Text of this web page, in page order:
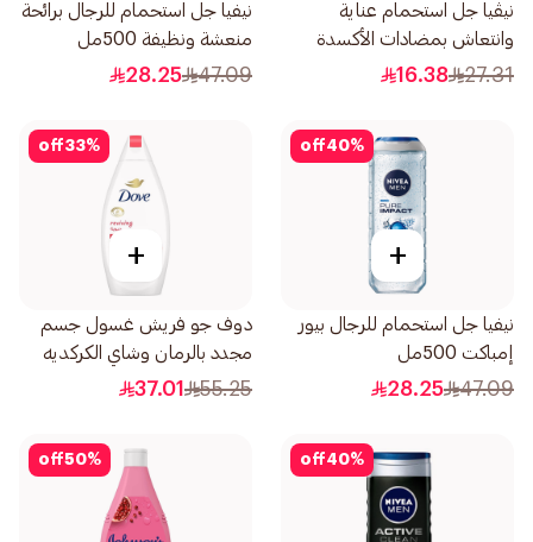
نيڤيا جل استحمام عناية
وانتعاش بمضادات الأكسدة
عطر التوت 250مل
27.31
16.38
نيفيا جل استحمام للرجال برائحة
منعشة ونظيفة 500مل
47.09
28.25
40%
off
+
نيفيا جل استحمام للرجال بيور
إمباكت 500مل
47.09
28.25
33%
off
+
دوف جو فريش غسول جسم
مجدد بالرمان وشاي الكركديه
500مل
55.25
37.01
40%
off
50%
off